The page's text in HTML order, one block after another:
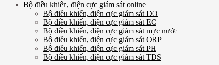
Bộ điều khiển, điện cực giám sát online
Bộ điều khiển, điện cực giám sát DO
Bộ điều khiển, điện cực giám sát EC
Bộ điều khiển, điện cực giám sát mực nước
Bộ điều khiển, điện cực giám sát ORP
Bộ điều khiển, điện cực giám sát PH
Bộ điều khiển, điện cực giám sát TDS